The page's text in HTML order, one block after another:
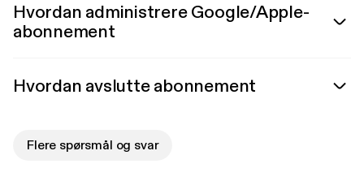
Hvordan administrere Google/Apple-
abonnement
Hvordan avslutte abonnement
Flere spørsmål og svar